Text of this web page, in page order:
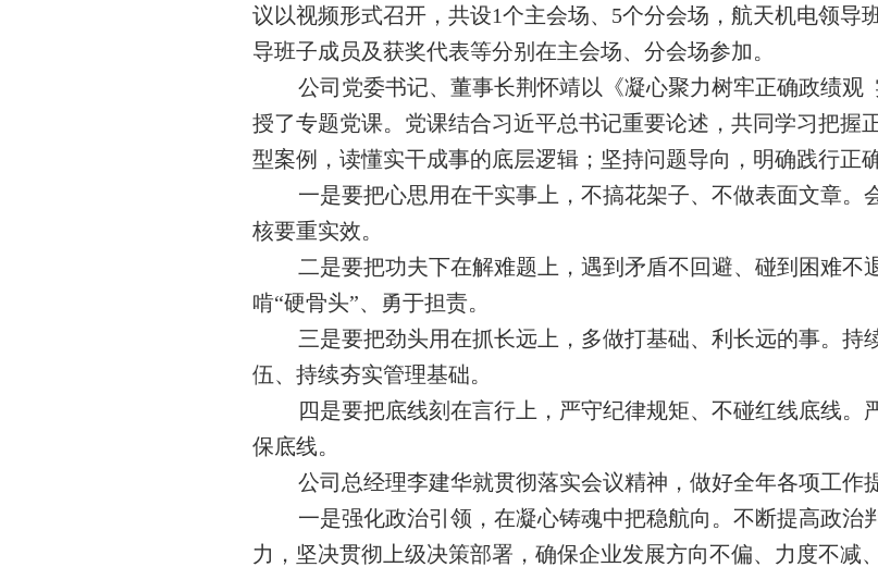
议以视频形式召开，共设1个主会场、 5个分会场，航天机电领导
导班子成员及获奖代表等分别在主会场、分会场参加。
公司党委书记、董事长荆怀靖以《凝心聚力树牢正确政绩观
授了专题党课。 党课结合习近平总书记重要论述，共同学习把握
型案例，读懂实干成事的底层逻辑；坚持问题导向，明确践行正
一是要把心思用在干实事上，不搞花架子、不做表面文章。
核要重实效。
二是要把功夫下在解难题上，遇到矛盾不回避、碰到困难不
啃“硬骨头”、勇于担责。
三是要把劲头用在抓长远上，多做打基础、利长远的事。持
伍、持续夯实管理基础。
四是要把底线刻在言行上，严守纪律规矩、不碰红线底线。
保底线。
公司总经理李建华就贯彻落实会议精神，做好全年各项工作
一是强化政治引领，在凝心铸魂中把稳航向。不断提高政治
力 ， 坚决贯彻上级决策部署，确保企业发展方向不偏、力度不减